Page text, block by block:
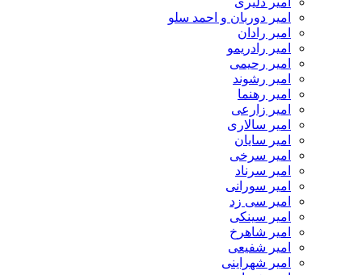
امیر دوربان و احمد سلو
امیر رادان
امیر رادریمو
امیر رحیمی
امیر رشوند
امیر رهنما
امیر زارعی
امیر سالاری
امیر سایان
امیر سرخی
امیر سرناد
امیر سورانی
امیر سی زد
امیر سینکی
امیر شاهرخ
امیر شفیعی
امیر شهراینی